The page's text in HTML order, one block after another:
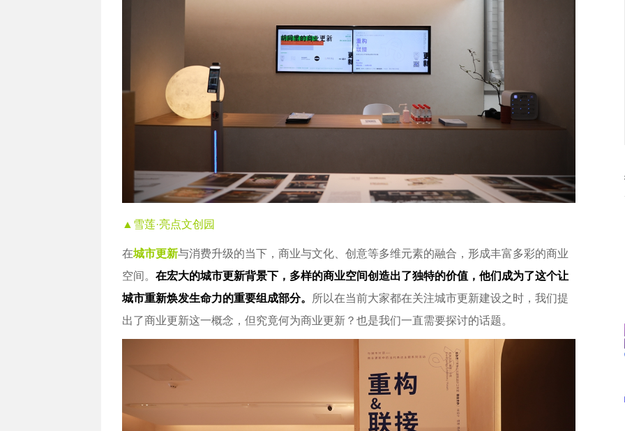
▲雪莲·亮点文创园
在城市更新与消费升级的当下，商业与文化、创意等多维元素的融合，形成丰富多彩的商业
空间。 在宏大的城市更新背景下，多样的商业空间创造出了独特的价值，他们成为了这个让
城市重新焕发生命力的重要组成部分。
所以在当前大家都在关注城市更新建设之时，我们提
出了商业更新这一概念，但究竟何为商业更新？也是我们一直需要探讨的话题。